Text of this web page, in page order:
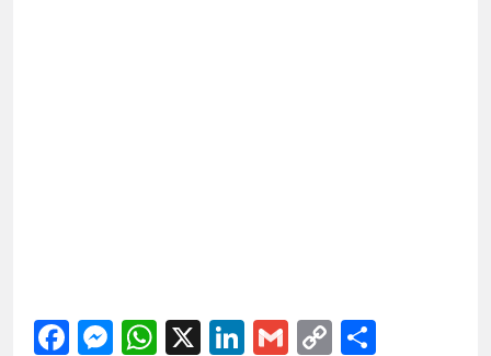
Facebook
Messenger
WhatsApp
X LinkedIn
GmailCopy